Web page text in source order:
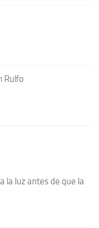
Rulfo
la luz antes de que la